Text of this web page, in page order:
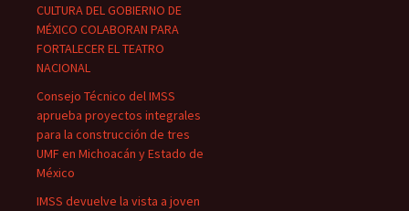
CULTURA DEL GOBIERNO DE
MÉXICO COLABORAN PARA
FORTALECER EL TEATRO
NACIONAL
Consejo Técnico del IMSS
aprueba proyectos integrales
para la construcción de tres
UMF en Michoacán y Estado de
México
IMSS devuelve la vista a joven